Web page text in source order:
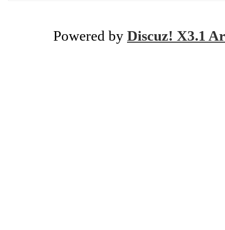
Powered by Discuz! X3.1